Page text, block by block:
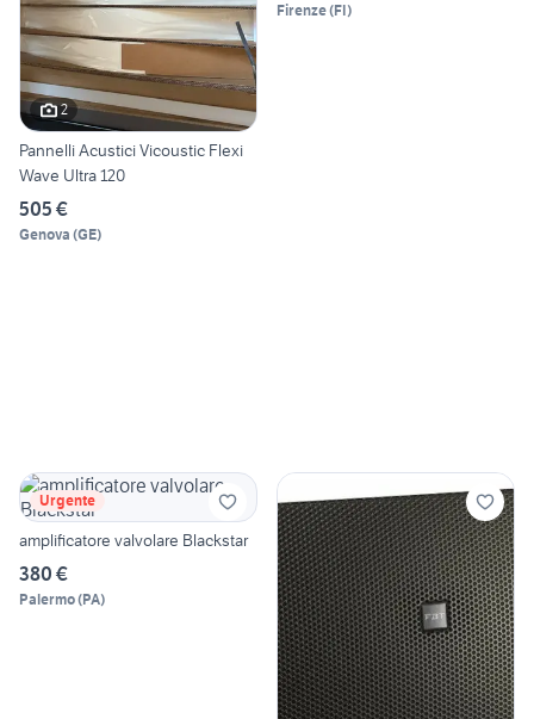
2
Pannelli Acustici Vicoustic Flexi
Wave Ultra 120
505 €
Genova (GE)
Firenze(FI)
Urgente
amplificatore valvolare Blackstar
380 €
Palermo(PA)